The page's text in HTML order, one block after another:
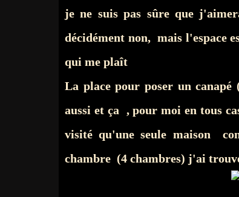
je ne suis pas sûre que
décidément non, mais l'espace
qui me plaît
La place pour poser un
aussi et ça , pour moi en tous
visité qu'une seule maison
chambre (4 chambres) j'ai